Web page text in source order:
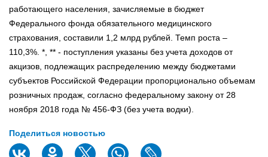
работающего населения, зачисляемые в бюджет
Федерального фонда обязательного медицинского
страхования, составили 1,2 млрд рублей. Темп роста –
110,3%. *, ** - поступления указаны без учета доходов от
акцизов, подлежащих распределению между бюджетами
субъектов Российской Федерации пропорционально объемам
розничных продаж, согласно федеральному закону от 28
ноября 2018 года № 456-ФЗ (без учета водки).
Поделиться новостью